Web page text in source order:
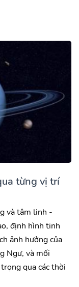
từng vị trí
và tâm linh -
định hình tinh
ảnh hưởng của
Ngư, và mối
qua các thời